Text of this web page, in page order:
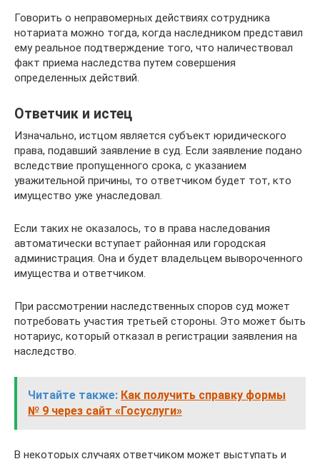
Говорить о неправомерных действиях сотрудника
нотариата можно тогда, когда наследником представил
ему реальное подтверждение того, что наличествовал
факт приема наследства путем совершения
определенных действий.
Ответчик и истец
Изначально, истцом является субъект юридического
права, подавший заявление в суд. Если заявление подано
вследствие пропущенного срока, с указанием
уважительной причины, то ответчиком будет тот, кто
имущество уже унаследовал.
Если таких не оказалось, то в права наследования
автоматически вступает районная или городская
администрация. Она и будет владельцем вывороченного
имущества и ответчиком.
При рассмотрении наследственных споров суд может
потребовать участия третьей стороны. Это может быть
нотариус, который отказал в регистрации заявления на
наследство.
Читайте также: Как получить справку формы
№ 9 через сайт «Госуслуги»
В некоторых случаях ответчиком может выступать и